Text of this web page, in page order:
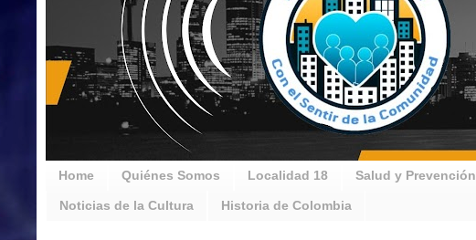
Home Quiénes Somos Localidad 18 Salud y Prevención
Noticias de la Cultura Historia de Colombia